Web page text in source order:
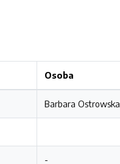
Osoba
Barbara Ostrowska
-